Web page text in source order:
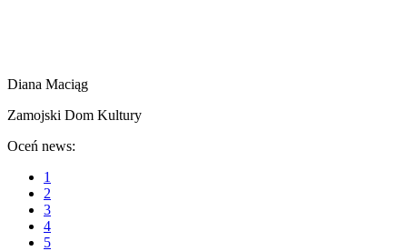
Diana Maciąg
Zamojski Dom Kultury
Oceń news:
1
2
3
4
5